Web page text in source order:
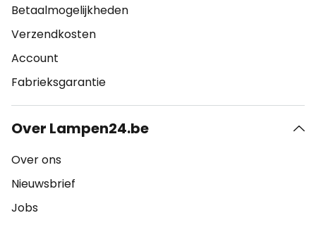
Betaalmogelijkheden
Verzendkosten
Account
Fabrieksgarantie
Over Lampen24.be
Over ons
Nieuwsbrief
Jobs